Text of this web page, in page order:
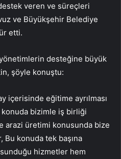
veren ve süreçleri
ve Büyükşehir Belediye
etti.
desteğine büyük
şöyle konuştu:
içerisinde eğitime ayrılması
konuda bizimle iş birliği
arazi üretimi konusunda bize
Bu konuda tek başına
hizmetler hem